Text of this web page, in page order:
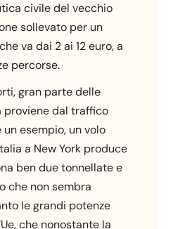
civile del vecchio
sollevato per un
va dai 2 ai 12 euro, a
percorse.
gran parte delle
proviene dal traffico
esempio, un volo
a New York produce
ben due tonnellate e
che non sembra
le grandi potenze
che nonostante la